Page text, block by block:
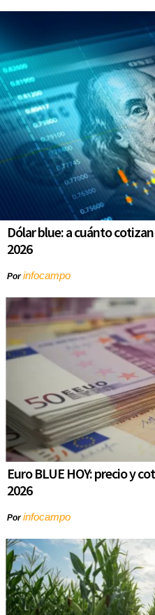
Dólar blue: a cuánto
2026
Porinfocampo
Euro BLUE HOY: precio y
2026
Porinfocampo